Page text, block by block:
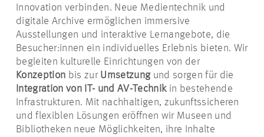
Innovation verbinden. Neue Medientechnik und
digitale Archive ermöglichen immersive
Ausstellungen und interaktive Lernangebote, die
Besucher:innen ein individuelles Erlebnis bieten. Wir
begleiten kulturelle Einrichtungen von der
Konzeption bis zur Umsetzungund sorgen für die
Integration von IT- und AV-Technikin bestehende
Infrastrukturen. Mit nachhaltigen, zukunftssicheren
und flexiblen Lösungen eröffnen wir Museen und
Bibliotheken neue Möglichkeiten, ihre Inhalte